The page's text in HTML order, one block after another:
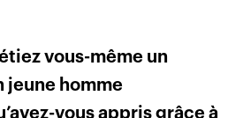
vous-même un
jeune homme
vous appris grâce à